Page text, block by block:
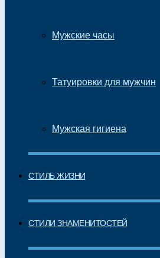
Мужские часы
Татуировки для мужчин
Мужская гигиена
СТИЛЬ ЖИЗНИ
СТИЛИ ЗНАМЕНИТОСТЕЙ